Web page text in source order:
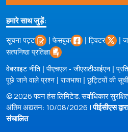
हमारे साथ जुड़ें:
सूचना पट्ट | फेसबुक | ट्विटर |
सत्यनिष्ठा प्रतिज्ञा
वेबसाइट नीति | पीएचएल - जीएसटीआईएन |
पूछे जाने वाले प्रश्न | राजभाषा| छुट्टियों की सूची
© 2026 पवन हंस लिमिटेड. सर्वाधिकार
अंतिम अद्यतन: 10/08/2026 |पीईसीएस द्वारा
संचालित